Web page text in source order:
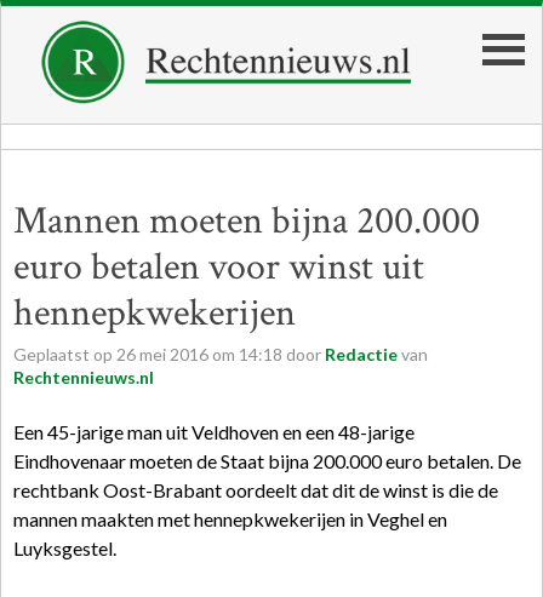
Mannen moeten bijna 200.000
euro betalen voor winst uit
hennepkwekerijen
Geplaatst op 26mei 2016 om 14:18 door Redactievan
Rechtennieuws.nl
Een 45-jarige man uit Veldhoven en een 48-jarige
Eindhovenaar moeten de Staat bijna 200.000 euro betalen. De
rechtbank Oost-Brabant oordeelt dat dit de winst is die de
mannen maakten met hennepkwekerijen in Veghel en
Luyksgestel.